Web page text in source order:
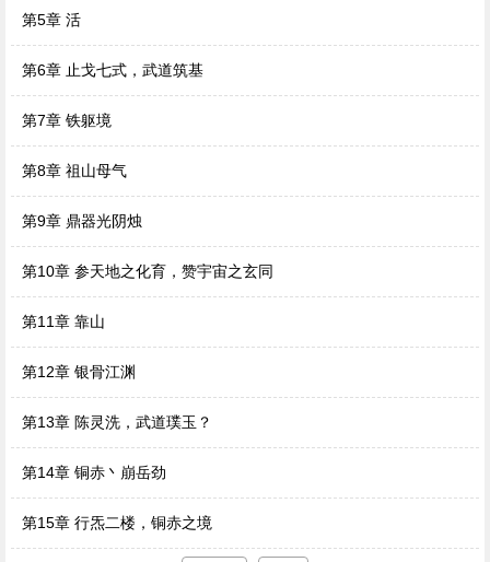
第5章 活
第6章 止戈七式，武道筑基
第7章 铁躯境
第8章 祖山母气
第9章 鼎器光阴烛
第10章 参天地之化育，赞宇宙之玄同
第11章 靠山
第12章 银骨江渊
第13章 陈灵洗，武道璞玉？
第14章 铜赤丶崩岳劲
第15章 行炁二楼，铜赤之境